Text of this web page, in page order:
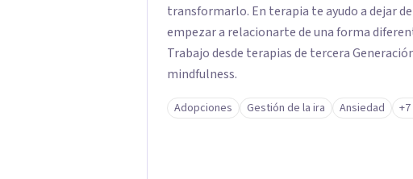
transformarlo. En terapia te ayudo a dejar
empezar a relacionarte de una forma
Trabajo desde terapias de tercera
mindfulness.
Adopciones Gestión de la ira Ansiedad